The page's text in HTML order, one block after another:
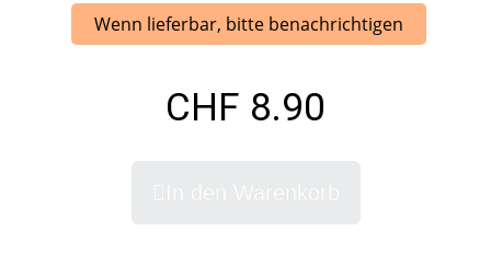
Wenn lieferbar, bitte benachrichtigen
CHF 8.90